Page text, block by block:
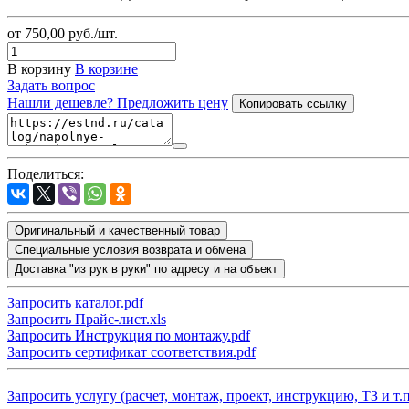
от 750,00 руб./шт.
В корзину В корзине
Задать вопрос
Нашли дешевле? Предложить цену
Копировать ссылку
Поделиться:
Оригинальный и качественный товар
Специальные условия возврата и обмена
Доставка "из рук в руки" по адресу и на объект
Запросить каталог.pdf
Запросить Прайс-лист.xls
Запросить Инструкция по монтажу.pdf
Запросить сертификат соответствия.pdf
Запросить услугу (расчет, монтаж, проект, инструкцию, ТЗ и